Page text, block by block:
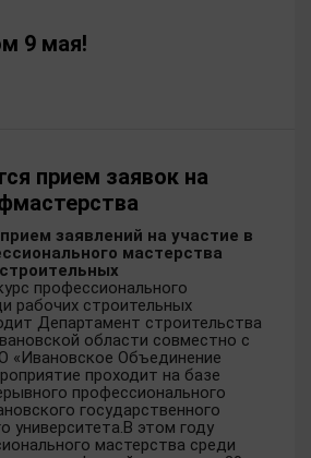
9 мая!
прием заявок на
заявлений на участие в
мастерства
профессионального
рабочих строительных
Департамент строительства
области совместно с
«Ивановское Объединение
проходит на базе
профессионального
государственного
университета.В этом году
мастерства среди